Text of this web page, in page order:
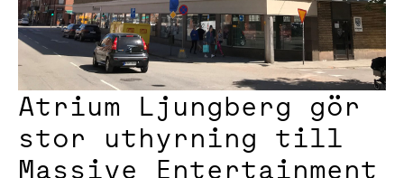
Atrium Ljungberg gör
stor uthyrning till
Massive Entertainment